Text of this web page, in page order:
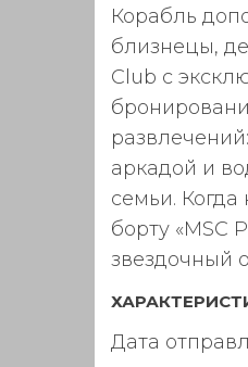
Корабль
близнецы,
Club с
аркадой и
семьи.
борту «MSC
звездочный
Дата